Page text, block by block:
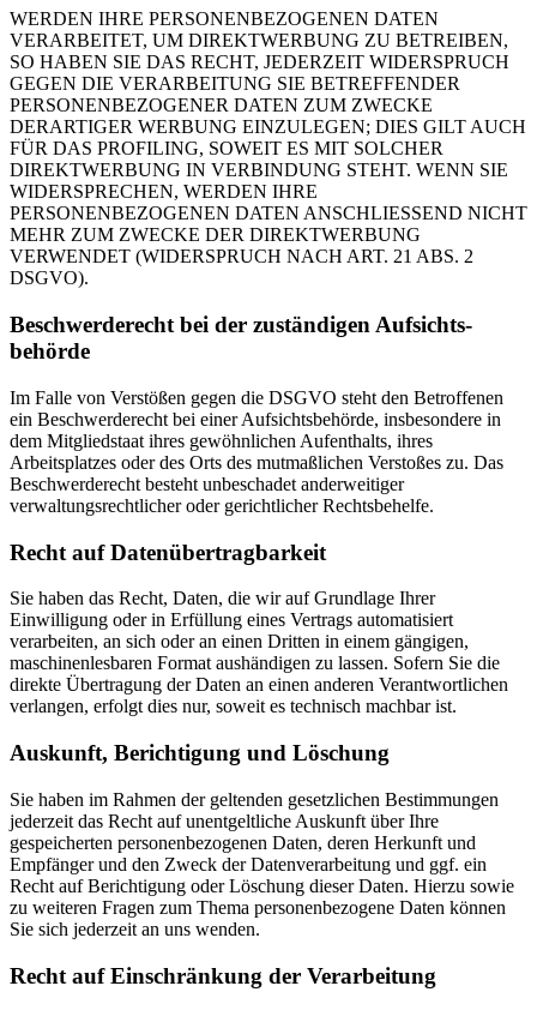
WERDEN IHRE PERSONENBEZOGENEN DATEN
VERARBEITET, UM DIREKTWERBUNG ZU BETREIBEN,
SO HABEN SIE DAS RECHT, JEDERZEIT WIDERSPRUCH
GEGEN DIE VERARBEITUNG SIE BETREFFENDER
PERSONENBEZOGENER DATEN ZUM ZWECKE
DERARTIGER WERBUNG EINZULEGEN; DIES GILT AUCH
FÜR DAS PROFILING, SOWEIT ES MIT SOLCHER
DIREKTWERBUNG IN VERBINDUNG STEHT. WENN SIE
WIDERSPRECHEN, WERDEN IHRE
PERSONENBEZOGENEN DATEN ANSCHLIESSEND NICHT
MEHR ZUM ZWECKE DER DIREKTWERBUNG
VERWENDET (WIDERSPRUCH NACH ART. 21 ABS. 2
DSGVO).
Beschwerde­recht bei der zuständigen Aufsichts­
behörde
Im Falle von Verstößen gegen die DSGVO steht den Betroffenen
ein Beschwerderecht bei einer Aufsichtsbehörde, insbesondere in
dem Mitgliedstaat ihres gewöhnlichen Aufenthalts, ihres
Arbeitsplatzes oder des Orts des mutmaßlichen Verstoßes zu. Das
Beschwerderecht besteht unbeschadet anderweitiger
verwaltungsrechtlicher oder gerichtlicher Rechtsbehelfe.
Recht auf Daten­übertrag­barkeit
Sie haben das Recht, Daten, die wir auf Grundlage Ihrer
Einwilligung oder in Erfüllung eines Vertrags automatisiert
verarbeiten, an sich oder an einen Dritten in einem gängigen,
maschinenlesbaren Format aushändigen zu lassen. Sofern Sie die
direkte Übertragung der Daten an einen anderen Verantwortlichen
verlangen, erfolgt dies nur, soweit es technisch machbar ist.
Auskunft, Berichtigung und Löschung
Sie haben im Rahmen der geltenden gesetzlichen Bestimmungen
jederzeit das Recht auf unentgeltliche Auskunft über Ihre
gespeicherten personenbezogenen Daten, deren Herkunft und
Empfänger und den Zweck der Datenverarbeitung und ggf. ein
Recht auf Berichtigung oder Löschung dieser Daten. Hierzu sowie
zu weiteren Fragen zum Thema personenbezogene Daten können
Sie sich jederzeit an uns wenden.
Recht auf Einschränkung der Verarbeitung